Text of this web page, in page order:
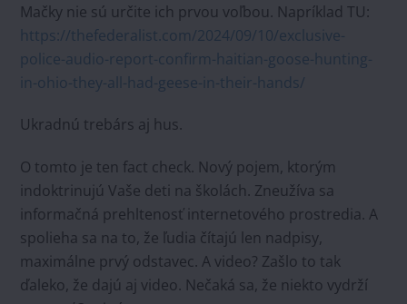
Mačky nie sú určite ich prvou voľbou. Napríklad TU:
https://thefederalist.com/2024/09/10/exclusive-
police-audio-report-confirm-haitian-goose-hunting-
in-ohio-they-all-had-geese-in-their-hands/
Ukradnú trebárs aj hus.
O tomto je ten fact check. Nový pojem, ktorým
indoktrinujú Vaše deti na školách. Zneužíva sa
informačná prehltenosť internetového prostredia. A
spolieha sa na to, že ľudia čítajú len nadpisy,
maximálne prvý odstavec. A video? Zašlo to tak
ďaleko, že dajú aj video. Nečaká sa, že niekto vydrží